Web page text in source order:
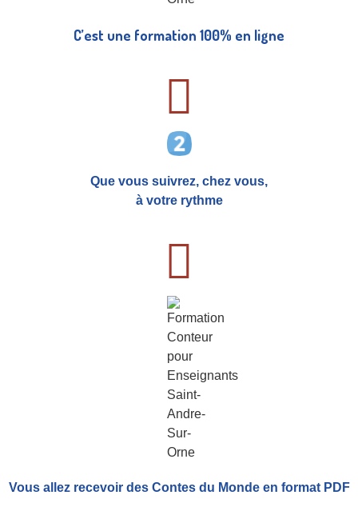
C’est une formation 100% en ligne
Que vous suivrez, chez vous,
à votre rythme
Vous allez recevoir des Contes du Monde en format PDF